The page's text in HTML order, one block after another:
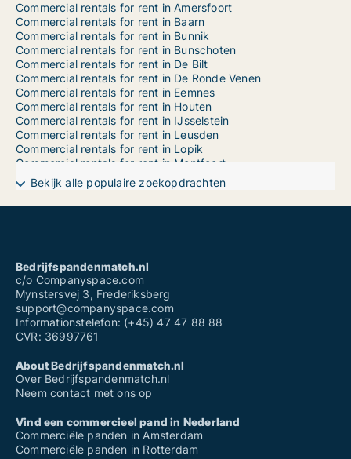
Commercial rentals for rent in Amersfoort
Commercial rentals for rent in Baarn
Commercial rentals for rent in Bunnik
Commercial rentals for rent in Bunschoten
Commercial rentals for rent in De Bilt
Commercial rentals for rent in De Ronde Venen
Commercial rentals for rent in Eemnes
Commercial rentals for rent in Houten
Commercial rentals for rent in IJsselstein
Commercial rentals for rent in Leusden
Commercial rentals for rent in Lopik
Commercial rentals for rent in Montfoort
Commercial rentals for rent in Nieuwegein
Commercial rentals for rent in Oudewater
Commercial rentals for rent in Renswoude
Commercial rentals for rent in Utrecht Binnenstad
Commercial rentals for rent in Utrecht Leidsche Rijn
Commercial rentals for rent in Utrecht Noord-Oost
Commercial rentals for rent in Utrecht Noord-West
Commercial rentals for rent in Utrecht Oost
Commercial rentals for rent in Utrecht Overvecht
Commercial rentals for rent in Utrecht West
Commercial rentals for rent in Utrecht Zuid
Commercial rentals for rent in Utrecht Zuid-West
Commercial rentals for rent in Utrechtse Heuvelrug
Commercial rentals for rent in Veenendaal
Commercial rentals for rent in Vianen
Commercial rentals for rent in Wijk bij Duurstede
Bekijk alle populaire zoekopdrachten
Bedrijfspandenmatch.nl
c/o Companyspace.com
Mynstersvej 3, Frederiksberg
support@companyspace.com
Informationstelefon: (+45) 47 47 88 88
CVR: 36997761
About Bedrijfspandenmatch.nl
Over Bedrijfspandenmatch.nl
Neem contact met ons op
Vind een commercieel pand in Nederland
Commerciële panden in Amsterdam
Commerciële panden in Rotterdam